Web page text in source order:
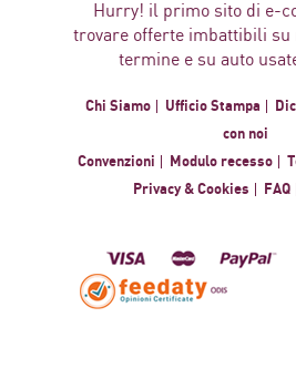
Hurry! il primo sito di e-
trovare offerte imbattibili su
termine e su auto
Chi Siamo Ufficio Stampa
con noi
Convenzioni
Modulo recesso
Privacy & Cookies
FAQ